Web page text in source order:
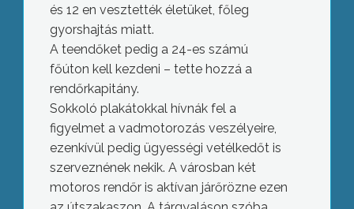
és 12 en vesztették életüket, főleg
gyorshajtás miatt.
A teendőket pedig a 24-es számú
főúton kell kezdeni – tette hozzá a
rendőrkapitány.
Sokkoló plakátokkal hívnák fel a
figyelmet a vadmotorozás veszélyeire,
ezenkívül pedig ügyességi vetélkedőt is
szerveznének nekik. A városban két
motoros rendőr is aktívan járőrözne ezen